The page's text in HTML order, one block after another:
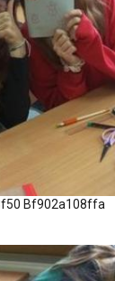
Bf902a108ffa